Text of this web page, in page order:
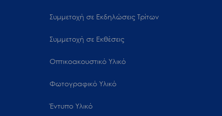
Συμμετοχή σε Εκδηλώσεις Τρίτων
Συμμετοχή σε Εκθέσεις
Οπτικοακουστικό Υλικό
Φωτογραφικό Υλικό
Έντυπο Υλικό